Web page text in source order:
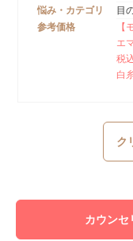
悩み・カテゴリ
目
参考価格
【
エ
税
白
ク
カウン